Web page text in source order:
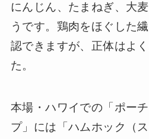
にんじん、たまねぎ、大
うです。鶏肉をほぐした
認できますが、正体はよ
た。
本場・ハワイでの「ポー
プ」には「ハムホック（